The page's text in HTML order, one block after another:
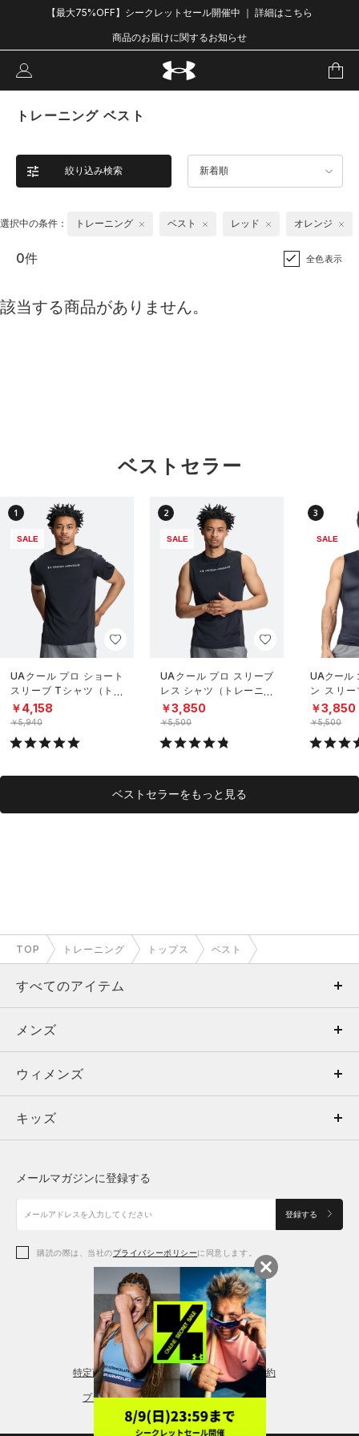
【最大75%OFF】シークレットセール開催中 ｜ 詳細はこちら
商品のお届けに関するお知らせ
トレーニング ベスト
絞り込み検索 新着順
選択中の条件： トレーニング ベスト レッド オレンジ
0件 全色表示
該当する商品がありません。
ベストセラー
1
SALE
UAクール プロ ショート
スリーブ Tシャツ（トレ
ーニング/MEN）
￥4,158
￥5,940
2
SALE
UAクール プロ スリーブ
レス シャツ（トレーニン
グ/MEN）
￥3,850
￥5,500
3
SALE
UAクール
ン スリ
（トレー
￥3,850
￥5,500
ベストセラーをもっと見る
TOP トレーニング トップス ベスト
すべてのアイテム
メンズ
ウィメンズ
キッズ
アクセサリー
メンズ
トップス
ボトムス
アクセサリー
ウィメンズ
トップス
シューズ
アクセサリー
レギンス＆タイツ
キッズ
シューズ
メールマガジンに登録する
登録する
購読の際は、当社のプライバシーポリシーに同意します。
特定商取引法に基づく通販の表記 会員規約
プライバシーポリシー